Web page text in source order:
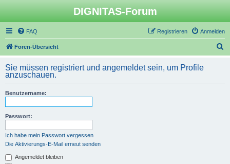
DIGNITAS-Forum
FAQ Anmelden
Registrieren
Foren-Übersicht
h
Sie müssen registriert und angemeldet sein, um Profile
anzuschauen.
Benutzername:
Passwort:
Ich habe mein Passwort vergessen
Die Aktivierungs-E-Mail erneut senden
Angemeldet bleiben